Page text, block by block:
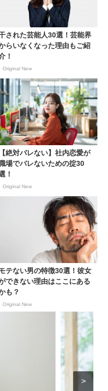
された芸能人30選！芸能界
らいなくなった理由もご紹
！
Original New
【絶対バレない】社内恋愛が
場でバレないための掟30
！
Original New
テない男の特徴30選！彼女
できない理由はここにある
も？
Original New